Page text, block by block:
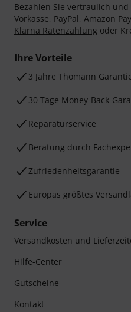
Bezahlen Sie vertraulich
Vorkasse, PayPal, Amazon
Klarna Ratenzahlung oder
Ihre Vorteile
3 Jahre Thomann
30 Tage Money-Back-
Reparaturservice
Beratung durch
Zufriedenheitsgarantie
Europas größtes
Service
Versandkosten und
Hilfe-Center
Gutscheine
Kontakt